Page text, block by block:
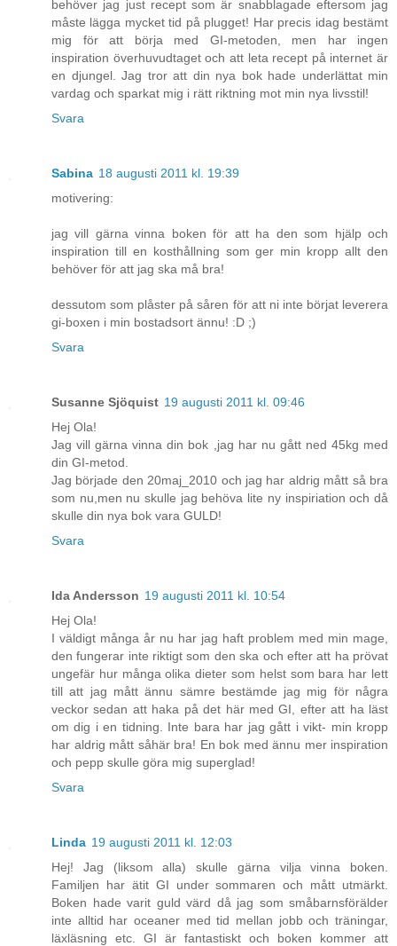
behöver jag just recept som är snabblagade eftersom jag
måste lägga mycket tid på plugget! Har precis idag bestämt
mig för att börja med GI-metoden, men har ingen
inspiration överhuvudtaget och att leta recept på internet är
en djungel. Jag tror att din nya bok hade underlättat min
vardag och sparkat mig i rätt riktning mot min nya livsstil!
Svara
Sabina 18 augusti 2011 kl. 19:39
motivering:
jag vill gärna vinna boken för att ha den som hjälp och
inspiration till en kosthållning som ger min kropp allt den
behöver för att jag ska må bra!
dessutom som plåster på såren för att ni inte börjat leverera
gi-boxen i min bostadsort ännu! :D ;)
Svara
Susanne Sjöquist 19 augusti 2011 kl. 09:46
Hej Ola!
Jag vill gärna vinna din bok ,jag har nu gått ned 45kg med
din GI-metod.
Jag började den 20maj_2010 och jag har aldrig mått så bra
som nu,men nu skulle jag behöva lite ny inspiriation och då
skulle din nya bok vara GULD!
Svara
Ida Andersson 19 augusti 2011 kl. 10:54
Hej Ola!
I väldigt många år nu har jag haft problem med min mage,
den fungerar inte riktigt som den ska och efter att ha prövat
ungefär hur många olika dieter som helst som bara har lett
till att jag mått ännu sämre bestämde jag mig för några
veckor sedan att haka på det här med GI, efter att ha läst
om dig i en tidning. Inte bara har jag gått i vikt- min kropp
har aldrig mått såhär bra! En bok med ännu mer inspiration
och pepp skulle göra mig superglad!
Svara
Linda 19 augusti 2011 kl. 12:03
Hej! Jag (liksom alla) skulle gärna vilja vinna boken.
Familjen har ätit GI under sommaren och mått utmärkt.
Boken hade varit guld värd då jag som småbarnsförälder
inte alltid har oceaner med tid mellan jobb och träningar,
läxläsning etc. GI är fantastiskt och boken kommer att